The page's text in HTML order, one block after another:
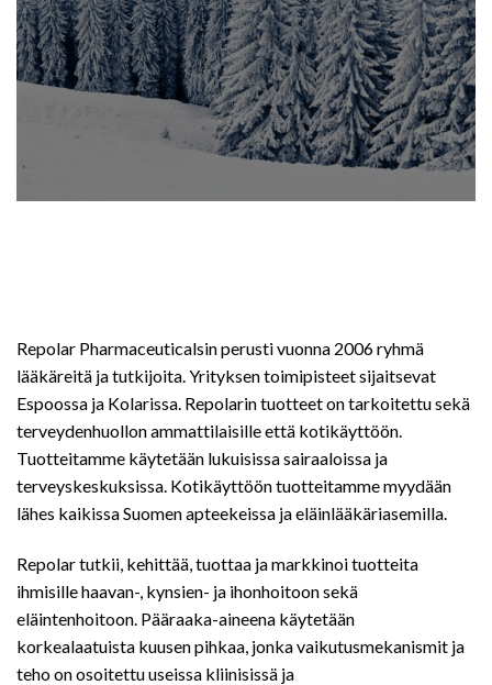
Repolar Pharmaceuticalsin perusti vuonna 2006 ryhmä
lääkäreitä ja tutkijoita. Yrityksen toimipisteet sijaitsevat
Espoossa ja Kolarissa. Repolarin tuotteet on tarkoitettu sekä
terveydenhuollon ammattilaisille että kotikäyttöön.
Tuotteitamme käytetään lukuisissa sairaaloissa ja
terveyskeskuksissa. Kotikäyttöön tuotteitamme myydään
lähes kaikissa Suomen apteekeissa ja eläinlääkäriasemilla.
Repolar tutkii, kehittää, tuottaa ja markkinoi tuotteita
ihmisille haavan-, kynsien- ja ihonhoitoon sekä
eläintenhoitoon. Pääraaka-aineena käytetään
korkealaatuista kuusen pihkaa, jonka vaikutusmekanismit ja
teho on osoitettu useissa kliinisissä ja